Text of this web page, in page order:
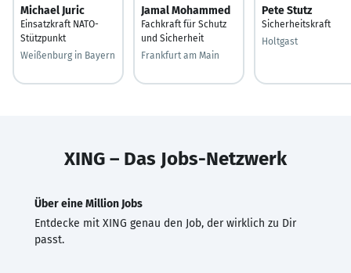
Michael Juric
Einsatzkraft NATO-
Stützpunkt
Weißenburg in Bayern
Jamal Mohammed
Fachkraft für Schutz
und Sicherheit
Frankfurt am Main
Pete Stutz
Sicherheitskraft
Holtgast
XING – Das Jobs-Netzwerk
Über eine Million Jobs
Entdecke mit XING genau den Job, der wirklich zu Dir
passt.